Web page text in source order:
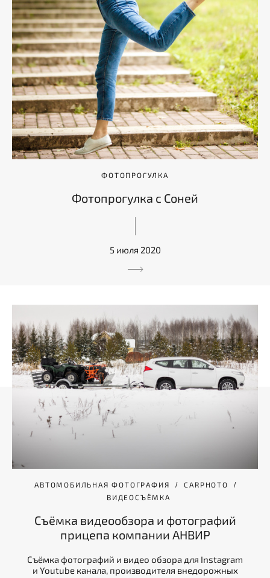
ФОТОПРОГУЛКА
Фотопрогулка с Соней
5 июля 2020
АВТОМОБИЛЬНАЯ ФОТОГРАФИЯ
CARPHOTO
ВИДЕОСЪЁМКА
Съёмка видеообзора и фотографий
прицепа компании АНВИР
Съёмка фотографий и видео обзора для Instagram
и Youtube канала, производителя внедорожных